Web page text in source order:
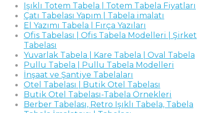
Işıklı Totem Tabela | Totem Tabela Fiyatları
Çatı Tabelası Yapım | Tabela imalatı
El Yazımı Tabela | Fırça Yazıları
Ofis Tabelası | Ofis Tabela Modelleri | Şirket
Tabelası
Yuvarlak Tabela | Kare Tabela | Oval Tabela
Pullu Tabela | Pullu Tabela Modelleri
İnşaat ve Şantiye Tabelaları
Otel Tabelası | Butik Otel Tabelası
Butik Otel Tabelası-Tabela Örnekleri
Berber Tabelası, Retro Işıklı Tabela, Tabela